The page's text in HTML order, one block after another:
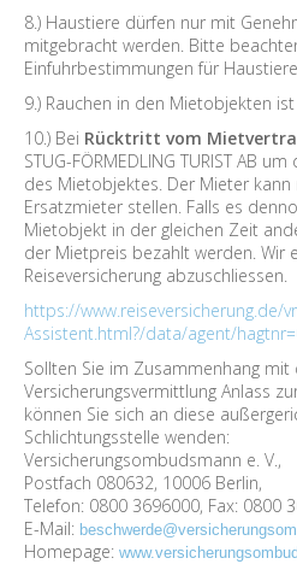
8.) Haustiere dürfen nur mit
mitgebracht werden. Bitte
Einfuhrbestimmungen für
9.) Rauchen in den Mietobjekten
10.) Bei Rücktritt vom
STUG-FÖRMEDLING TURIST AB
des Mietobjektes. Der Mieter kann
Ersatzmieter stellen. Falls es
Mietobjekt in der gleichen Zeit
der Mietpreis bezahlt werden. Wir
Reiseversicherung abzuschliessen.
https://www.reiseversicherung.de/
Assistent.html?/data/agent/
Sollten Sie im Zusammenhang mit
Versicherungsvermittlung Anlass
können Sie sich an diese
Schlichtungsstelle wenden:
Versicherungsombudsmann e. V.,
Postfach 080632, 10006 Berlin,
Telefon: 0800 3696000, Fax: 0800
E-Mail:
Homepage: